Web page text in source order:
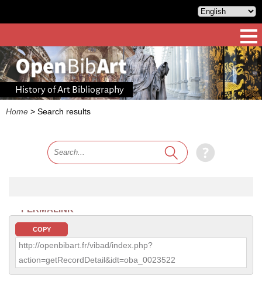
History of Art Bibliography
Home > Search results
PERMALINK
COPY
http://openbibart.fr/vibad/index.php?
action=getRecordDetail&idt=oba_0023522